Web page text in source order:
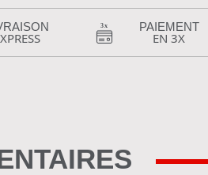
PAIEMENT
EN 3X